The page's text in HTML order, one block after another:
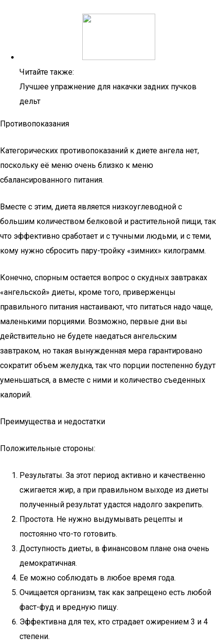
Читайте также:
Лучшее упражнение для накачки задних пучков
дельт
Противопоказания
Категорических противопоказаний к диете ангела нет,
поскольку её меню очень близко к меню
сбалансированного питания.
Вместе с этим, диета является низкоуглеводной с
большим количеством белковой и растительной пищи, так
что эффективно сработает и с тучными людьми, и с теми,
кому нужно сбросить пару-тройку «зимних» килограмм.
Конечно, спорным остается вопрос о скудных завтраках
«ангельской» диеты, кроме того, приверженцы
правильного питания настаивают, что питаться надо чаще,
маленькими порциями. Возможно, первые дни вы
действительно не будете наедаться ангельским
завтраком, но такая вынужденная мера гарантировано
сократит объем желудка, так что порции постепенно будут
уменьшаться, а вместе с ними и количество съеденных
калорий.
Преимущества и недостатки
Положительные стороны:
Результаты. За этот период активно и качественно
сжигается жир, а при правильном выходе из диеты
полученный результат удастся надолго закрепить.
Простота. Не нужно выдумывать рецепты и
постоянно что-то готовить.
Доступность диеты, в финансовом плане она очень
демократичная.
Ее можно соблюдать в любое время года.
Очищается организм, так как запрещено есть любой
фаст-фуд и вредную пищу.
Эффективна для тех, кто страдает ожирением 3 и 4
степени.